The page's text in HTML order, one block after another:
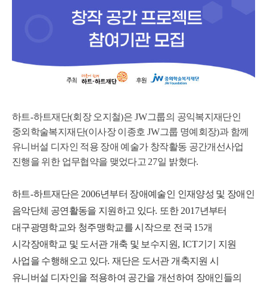
하트-하트재단(회장 오지철)은JW그룹의 공익복지재단인
중외학술복지재단(이사장 이종호 JW그룹 명예회장)과 함께
유니버설 디자인 적용 장애 예술가 창작활동 공간개선사업
진행을 위한 업무협약을 맺었다고 27일 밝혔다.
하트-하트재단은 2006년부터 장애예술인 인재양성 및 장애인
음악단체 공연활동을 지원하고 있다. 또한 2017년부터
대구광명학교와 청주맹학교를 시작으로 전국 15개
시각장애학교 및 도서관 개축 및 보수지원, ICT기기 지원
사업을 수행해오고 있다.재단은 도서관 개축지원 시
유니버설 디자인을 적용하여 공간을 개선하여 장애인들의